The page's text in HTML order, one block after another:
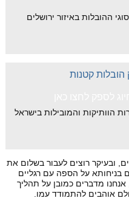
ההובלות באיזור ירושלים
הובלות קטנות
הוותיקות והמובילות בישראל
ובעיקר רוצים לעבור בשלום את
בניחותא על הספה עם רגליים
מדברים כמובן על תהליך
אוהבים להתמודד עמו.